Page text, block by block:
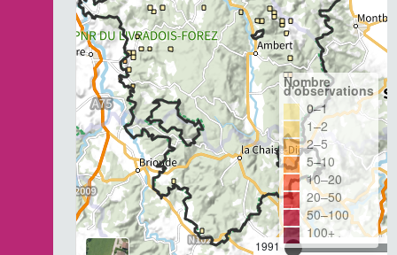
1991
Nombre
d'observations
0–1
1–2
2–5
5–10
10–20
20–50
50–100
100+